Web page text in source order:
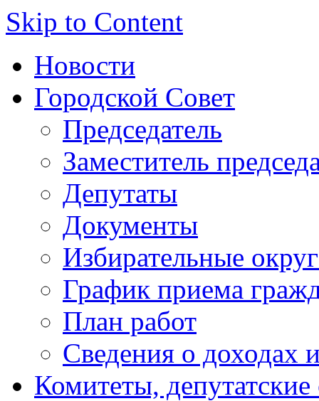
Skip to Content
Новости
Городской Совет
Председатель
Заместитель
Депутаты
Документы
Избирательные
График приема
План работ
Сведения о доходах
Комитеты,